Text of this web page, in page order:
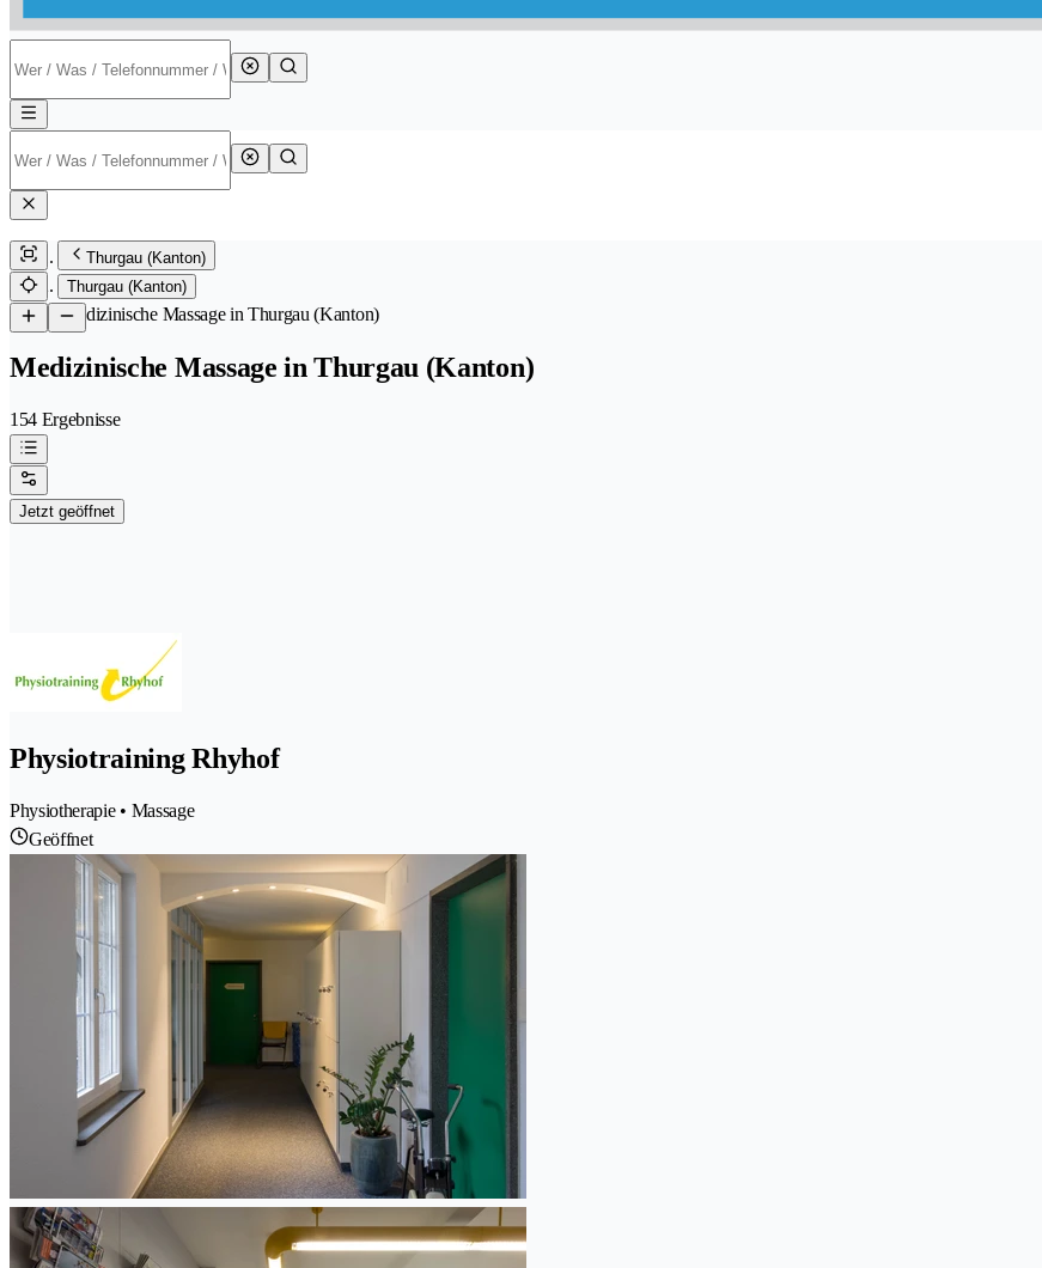
Thurgau (Kanton)
Thurgau (Kanton)
/Medizinische Massage in Thurgau (Kanton)
Medizinische Massage in Thurgau (Kanton)
154 Ergebnisse
Jetzt geöffnet
Physiotraining Rhyhof
Physiotherapie • Massage
Geöffnet